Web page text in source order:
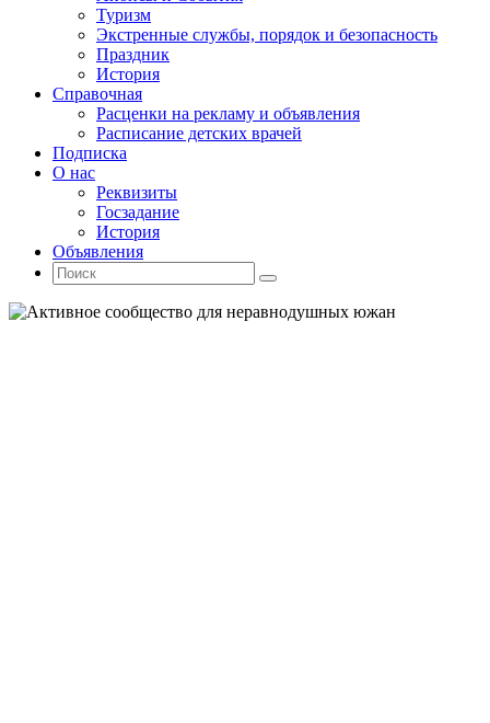
Туризм
Экстренные службы, порядок и безопасность
Праздник
История
Справочная
Расценки на рекламу и объявления
Расписание детских врачей
Подписка
О нас
Реквизиты
Госзадание
История
Объявления
Поиск
Искать:
Поиск